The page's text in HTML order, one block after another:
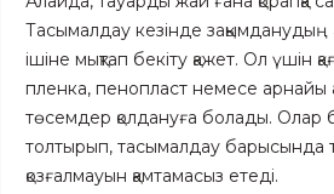
Тасымалдау кезінде
ішіне мықтап бекіту қажет. Ол үшін
пленка, пенопласт немесе арнайы
төсемдер қолдануға болады. Олар
толтырып, тасымалдау барысында
қозғалмауын қамтамасыз етеді.